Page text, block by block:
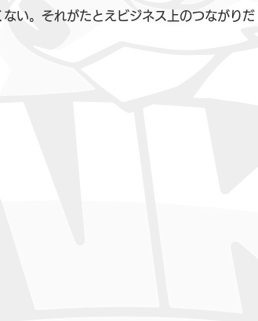
い。それがたとえビジネス上のつながりだ